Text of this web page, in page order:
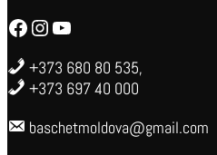
Facebook Instagram YouTube
+373 680 80 535,
+373 697 40 000
baschetmoldova@gmail.com